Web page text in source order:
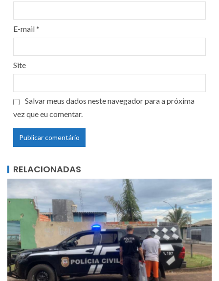
E-mail*
Site
Salvar meus dados neste navegador para a próxima
vez que eu comentar.
RELACIONADAS